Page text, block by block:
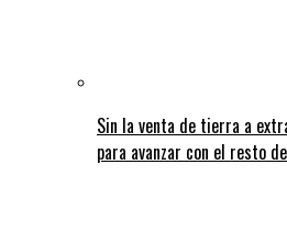
Sin la venta de tierra a
para avanzar con el resto